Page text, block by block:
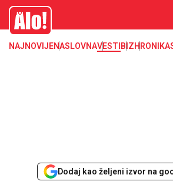
Društvo, društvene teme
Alo
NAJNOVIJENASLOVNAVESTI BIZHRONIKA
Dodaj kao željeni izvor na